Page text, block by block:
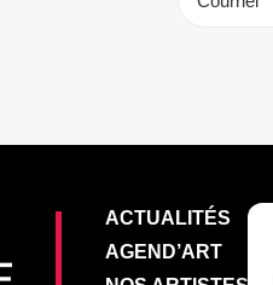
ACTUALITÉS
AGEND’ART